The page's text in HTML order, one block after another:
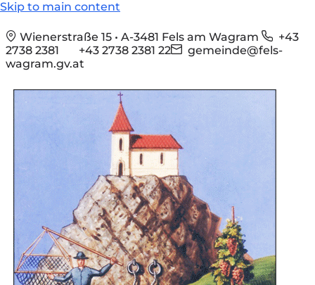
Skip to main content
Wienerstraße 15 • A-3481 Fels am Wagram
+43
2738 2381
+43 2738 2381 22
gemeinde@fels-
wagram.gv.at